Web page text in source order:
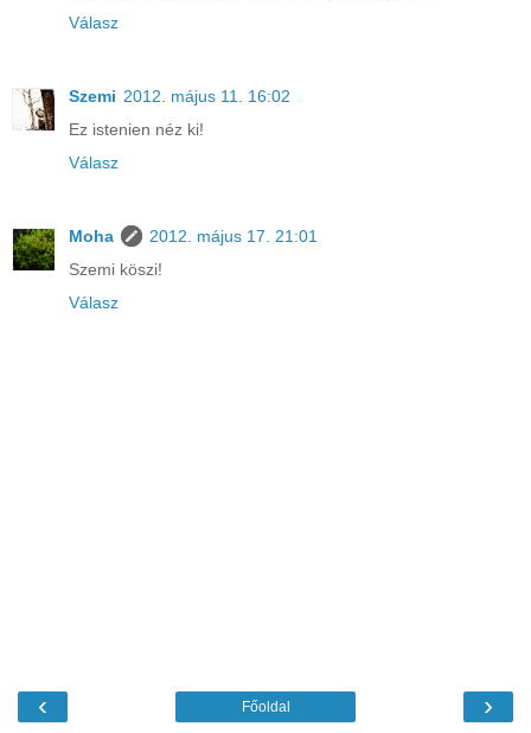
Válasz
Szemi 2012. május 11. 16:02
Ez istenien néz ki!
Válasz
Moha
2012. május 17. 21:01
Szemi köszi!
Válasz
‹ ›
Főoldal